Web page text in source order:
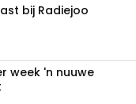
bij Radiejoo
week 'n nuuwe